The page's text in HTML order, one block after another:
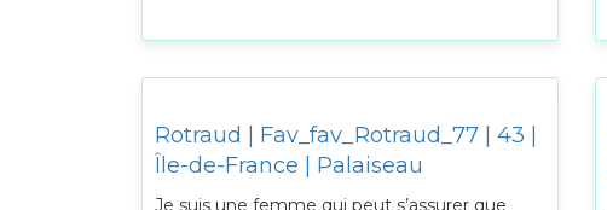
Rotraud | Fav_fav_Rotraud_77 | 43 |
Île-de-France | Palaiseau
Je suis une femme qui peut s’assurer que